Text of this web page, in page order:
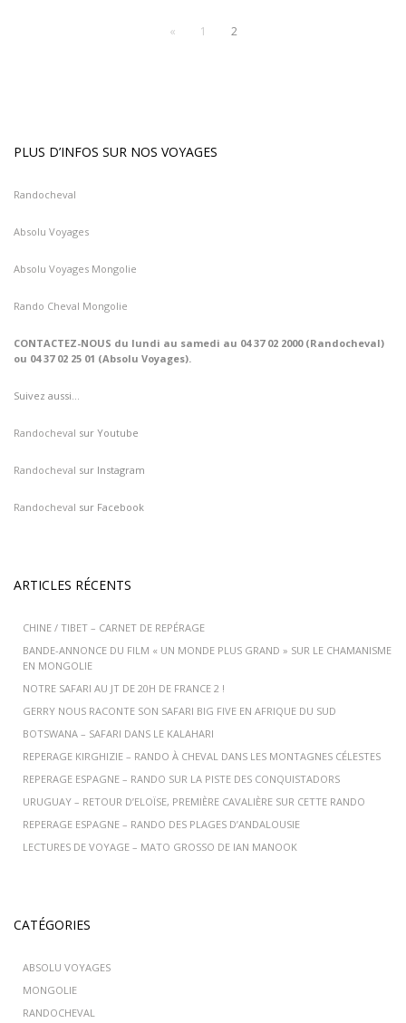
« 1 2
PLUS D’INFOS SUR NOS VOYAGES
Randocheval
Absolu Voyages
Absolu Voyages Mongolie
Rando Cheval Mongolie
CONTACTEZ-NOUS du lundi au samedi au 04 37 02 2000 (Randocheval)
ou 04 37 02 25 01 (Absolu Voyages).
Suivez aussi…
Randocheval sur Youtube
Randocheval sur Instagram
Randocheval sur Facebook
ARTICLES RÉCENTS
CHINE / TIBET – CARNET DE REPÉRAGE
BANDE-ANNONCE DU FILM « UN MONDE PLUS GRAND » SUR LE CHAMANISME
EN MONGOLIE
NOTRE SAFARI AU JT DE 20H DE FRANCE 2 !
GERRY NOUS RACONTE SON SAFARI BIG FIVE EN AFRIQUE DU SUD
BOTSWANA – SAFARI DANS LE KALAHARI
REPERAGE KIRGHIZIE – RANDO À CHEVAL DANS LES MONTAGNES CÉLESTES
REPERAGE ESPAGNE – RANDO SUR LA PISTE DES CONQUISTADORS
URUGUAY – RETOUR D’ELOÏSE, PREMIÈRE CAVALIÈRE SUR CETTE RANDO
REPERAGE ESPAGNE – RANDO DES PLAGES D’ANDALOUSIE
LECTURES DE VOYAGE – MATO GROSSO DE IAN MANOOK
CATÉGORIES
ABSOLU VOYAGES
MONGOLIE
RANDOCHEVAL